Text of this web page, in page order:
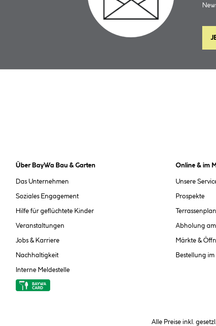
Über BayWa Bau & Garten
Das Unternehmen
Soziales Engagement
Hilfe für geflüchtete Kinder
Veranstaltungen
Jobs & Karriere
Nachhaltigkeit
Interne Meldestelle
Online & im
Unsere
Prospekte
Abholung
Märkte &
Bestellung
Alle Preise inkl.